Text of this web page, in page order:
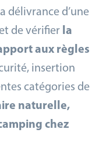
délivrance d’une
de vérifier la
aux règles
insertion
catégories de
naturelle,
chez